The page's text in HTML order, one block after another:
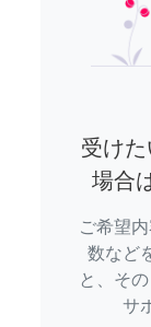
受け
場合
ご希望
数など
と、そ
サ